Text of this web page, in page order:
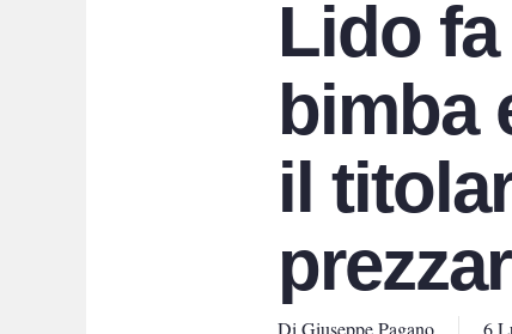
Lido
bimba
il
Di Giuseppe Pagano 6